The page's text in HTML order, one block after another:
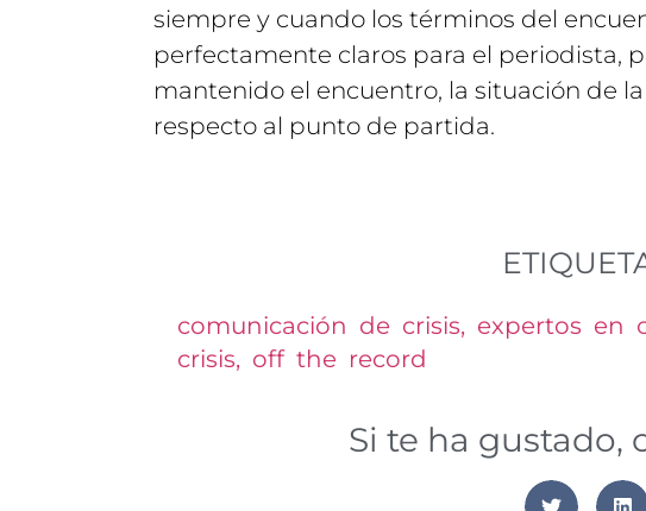
siempre y cuando los términos del
perfectamente claros para el periodista,
mantenido el encuentro, la situación de
respecto al punto de partida.
comunicación de crisis, expertos en
crisis, off the record
Si te ha gustado,